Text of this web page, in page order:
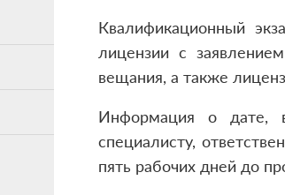
Квалификационный
лицензии с
вещания, а также
Информация о дате,
специалисту,
пять рабочих дней до